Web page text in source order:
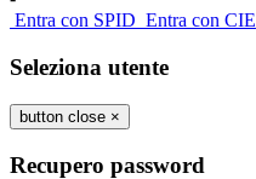
Entra con SPID Entra con CIE
Seleziona utente
button close ×
Recupero password